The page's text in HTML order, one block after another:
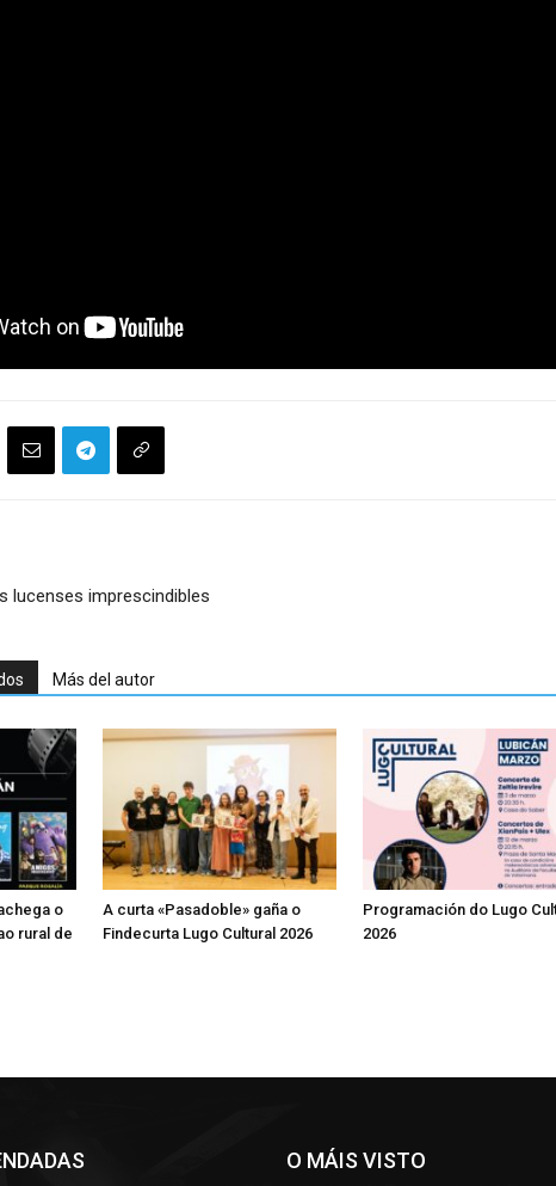
lucenses imprescindibles
Más del autor
o
rural de
A curta «Pasadoble» gaña o
Findecurta Lugo Cultural 2026
Programación do Lugo
2026
O MÁIS VISTO